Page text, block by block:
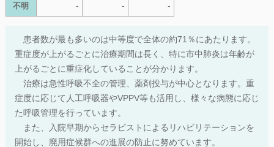
不明 - - -
患者数が最も多いのは中等度で全体の約71％にあたります。
重症度が上がるごとに治療期間は長く、特に市中肺炎は年齢が
上がるごとに重症化していることが分かります。
治療は急性呼吸不全の管理、薬剤投与が中心となります。重
症度に応じて人工呼吸器やVPPV等も活用し、様々な病態に応じ
た呼吸管理を行っています。
また、入院早期からセラピストによるリハビリテーションを
開始し、廃用症候群への進展の防止に努めています。